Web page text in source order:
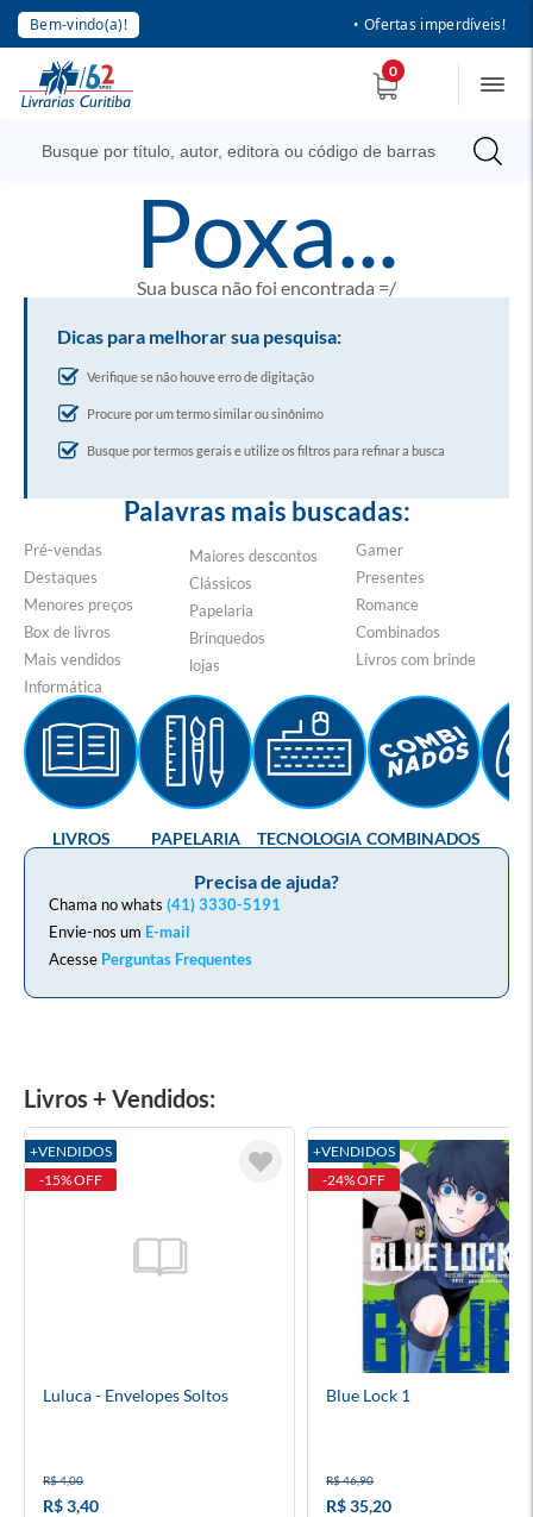
Bem-vindo(a)! • Ofertas imperdíveis!
0
poxa...
Sua busca não foi encontrada =/
Dicas para melhorar sua pesquisa:
Verifique se não houve erro de digitação
Procure por um termo similar ou sinônimo
Busque por termos gerais e utilize os filtros para refinar a busca
Palavras mais buscadas:
Pré-vendas
Destaques
Menores preços
Box de livros
Mais vendidos
Informática
Maiores descontos
Clássicos
Papelaria
Brinquedos
lojas
Gamer
Presentes
Romance
Combinados
Livros com brinde
Precisa de ajuda?
Chama no whats (41) 3330-5191
Envie-nos um E-mail
Acesse Perguntas Frequentes
LIVROS PAPELARIA TECNOLOGIA COMBINADOS
Livros + Vendidos:
+VENDIDOS
-15% OFF
Luluca - Envelopes Soltos
R$ 4,00
R$ 3,40
+VENDIDOS
-24% OFF
Blue Lock 1
R$ 46,90
R$ 35,20